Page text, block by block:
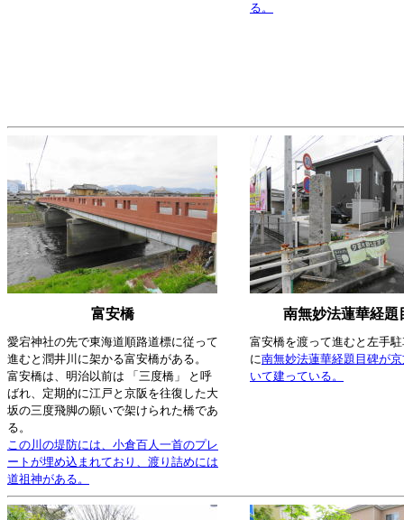
る。
富安橋 南無妙法蓮華経題
愛宕神社の先で東海道順路道標に従って
進むと潤井川に架かる富安橋がある。
富安橋は、明治以前は 「三度橋」 と呼
ばれ、定期的に江戸と京阪を往復した大
坂の三度飛脚の願いで架けられた橋であ
る。
この川の堤防には、小倉百人一首のプレ
ートが埋め込まれており、渡り詰めには
道祖神がある。
富安橋を渡って進むと左手
に南無妙法蓮華経題目碑が
いて建っている。